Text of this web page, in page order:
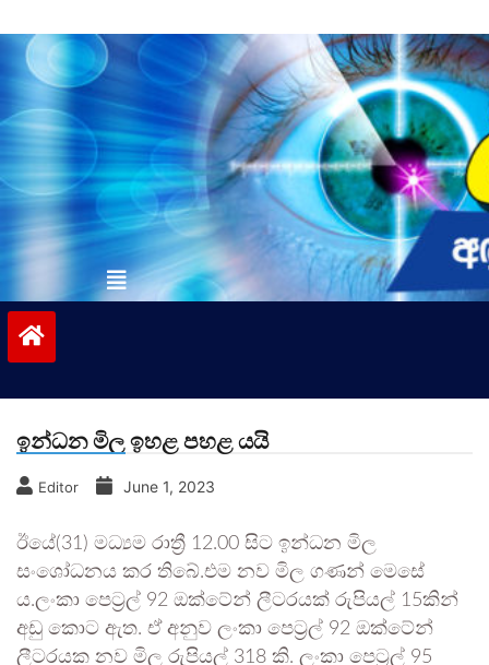
to
contentvinivida.lk
ඉන්ධන මිල ඉහළ පහළ යයි
Editor June 1, 2023
ඊයේ(31) මධ්‍යම රාත්‍රී 12.00 සිට ඉන්ධන මිල
සංශෝධනය කර තිබේ.එම නව මිල ගණන් මෙසේ
ය.ලංකා පෙට්‍රල් 92 ඔක්ටේන් ලීටරයක් රුපියල් 15කින්
අඩු කොට ඇත. ඒ අනුව ලංකා පෙට්‍රල් 92 ඔක්ටේන්
ලීටරයක නව මිල රුපියල් 318 කි. ලංකා පෙට්‍රල් 95